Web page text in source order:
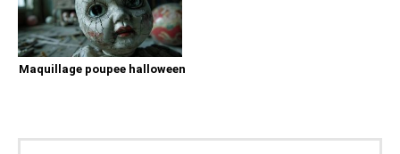
Maquillage poupee halloween